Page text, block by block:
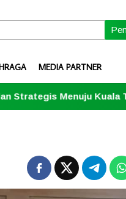
MEDIA PARTNER
Tungkal